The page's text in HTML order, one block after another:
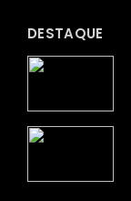
DESTAQUE